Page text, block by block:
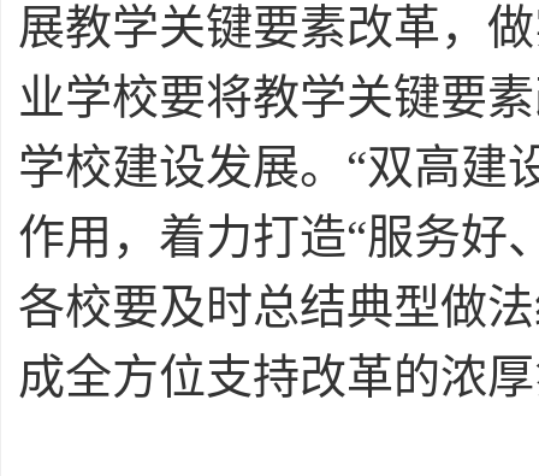
展教学关键要素改革，
业学校要将教学关键要
学校建设发展。“双高建
作用，着力打造“服务好
各校要及时总结典型做
成全方位支持改革的浓